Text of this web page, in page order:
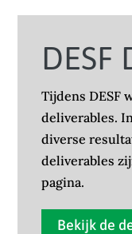
Tijdens DESF
deliverables.
diverse
deliverables
pagina.
Bekijk de